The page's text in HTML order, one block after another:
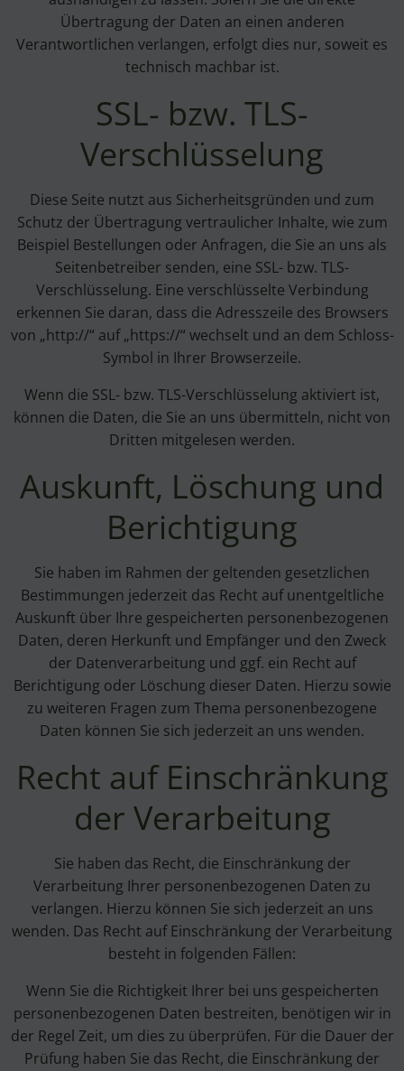
Übertragung der Daten an einen anderen
Verantwortlichen verlangen, erfolgt dies nur, soweit es
technisch machbar ist.
SSL- bzw. TLS-
Verschlüsselung
Diese Seite nutzt aus Sicherheitsgründen und zum
Schutz der Übertragung vertraulicher Inhalte, wie zum
Beispiel Bestellungen oder Anfragen, die Sie an uns als
Seitenbetreiber senden, eine SSL- bzw. TLS-
Verschlüsselung. Eine verschlüsselte Verbindung
erkennen Sie daran, dass die Adresszeile des Browsers
von „http://“ auf „https://“ wechselt und an dem Schloss-
Symbol in Ihrer Browserzeile.
Wenn die SSL- bzw. TLS-Verschlüsselung aktiviert ist,
können die Daten, die Sie an uns übermitteln, nicht von
Dritten mitgelesen werden.
Auskunft, Löschung und
Berichtigung
Sie haben im Rahmen der geltenden gesetzlichen
Bestimmungen jederzeit das Recht auf unentgeltliche
Auskunft über Ihre gespeicherten personenbezogenen
Daten, deren Herkunft und Empfänger und den Zweck
der Datenverarbeitung und ggf. ein Recht auf
Berichtigung oder Löschung dieser Daten. Hierzu sowie
zu weiteren Fragen zum Thema personenbezogene
Daten können Sie sich jederzeit an uns wenden.
Recht auf Einschränkung
der Verarbeitung
Sie haben das Recht, die Einschränkung der
Verarbeitung Ihrer personenbezogenen Daten zu
verlangen. Hierzu können Sie sich jederzeit an uns
wenden. Das Recht auf Einschränkung der Verarbeitung
besteht in folgenden Fällen:
Wenn Sie die Richtigkeit Ihrer bei uns gespeicherten
personenbezogenen Daten bestreiten, benötigen wir in
der Regel Zeit, um dies zu überprüfen. Für die Dauer der
Prüfung haben Sie das Recht, die Einschränkung der